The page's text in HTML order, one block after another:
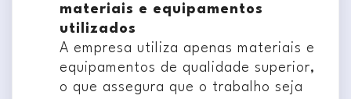
materiais e equipamentos
utilizados
A empresa utiliza apenas materiais e
equipamentos de qualidade superior,
o que assegura que o trabalho seja